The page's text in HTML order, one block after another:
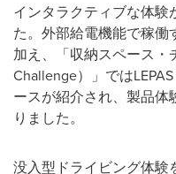
インタラクティブな体験
た。外部給電機能で稼
加え、「収納スペース・
Challenge）」では
ースが紹介され、製品
りました。
没入型ドライビング体験